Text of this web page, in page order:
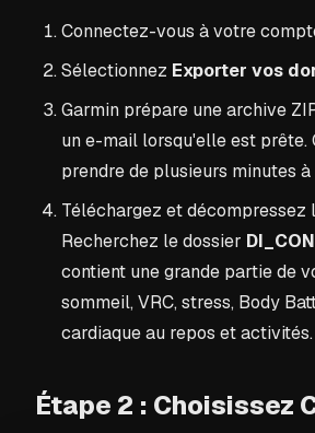
Connectez-vous à votre
Sélectionnez Exporter vos
Garmin prépare une archive
un e-mail lorsqu'elle est prête.
prendre de plusieurs minutes
Téléchargez et décompressez
Recherchez le dossier
contient une grande partie de
sommeil, VRC, stress, Body
cardiaque au repos et activités.
Étape 2 : Choisissez